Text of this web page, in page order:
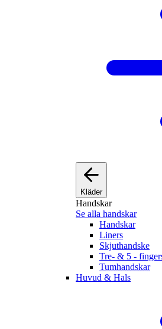
Kläder
Handskar
Se alla handskar
Handskar
Liners
Skjuthandske
Tre- & 5 -
Tumhandskar
Huvud & Hals